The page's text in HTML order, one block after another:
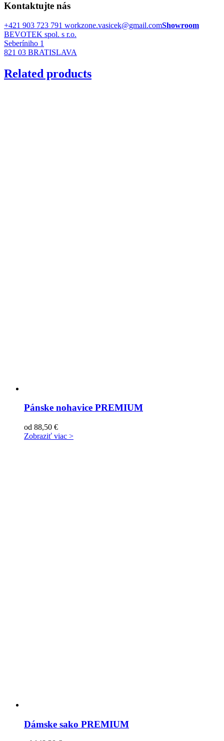
Kontaktujte nás
+421 903 723 791 workzone.vasicek@gmail.comShowroom
BEVOTEK spol. s r.o.
Seberíniho 1
821 03 BRATISLAVA
Related products
Pánske nohavice PREMIUM
od 88,50 €
Zobraziť viac >
Dámske sako PREMIUM